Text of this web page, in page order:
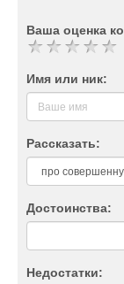
Ваша оценка
Имя или ник:
Рассказать:
Достоинства:
Недостатки: